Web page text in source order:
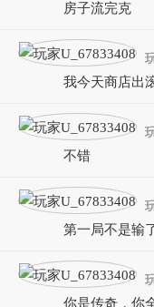
房子流完克
我今天商店出
不错
第一局不是输
你是传奇，你